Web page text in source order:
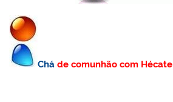
Chá de comunhão com Hécate